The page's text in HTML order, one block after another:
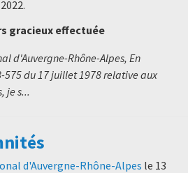
.
gracieux effectuée
d'Auvergne-Rhône-Alpes, En
du 17 juillet 1978 relative aux
je s...
d'Auvergne-Rhône-Alpes le 13